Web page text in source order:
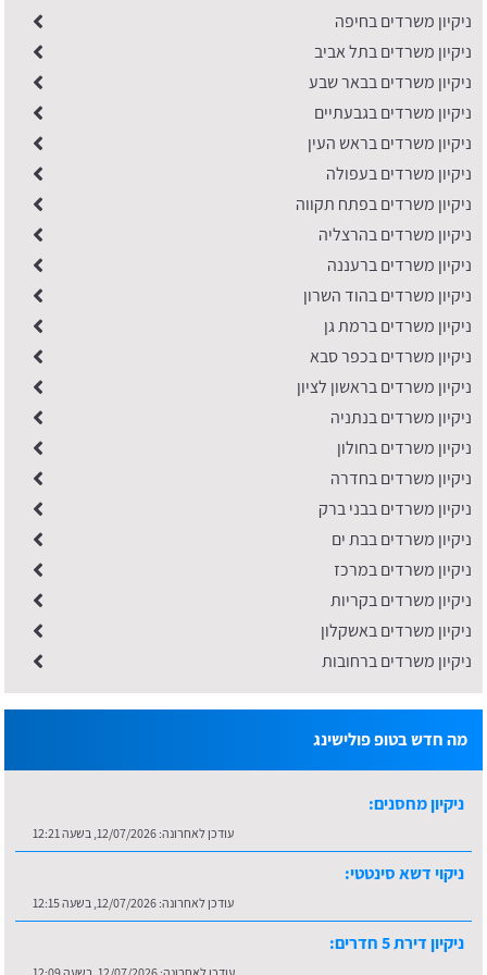
ניקיון משרדים בחיפה
ניקיון משרדים בתל אביב
​ניקיון משרדים בבאר שבע
ניקיון משרדים בגבעתיים
ניקיון משרדים בראש העין
ניקיון משרדים בעפולה
ניקיון משרדים בפתח תקווה
ניקיון משרדים בהרצליה
ניקיון משרדים ברעננה
ניקיון משרדים בהוד השרון
ניקיון משרדים ברמת גן
ניקיון משרדים בכפר סבא
​ניקיון משרדים בראשון לציון
ניקיון משרדים בנתניה
ניקיון משרדים בחולון
ניקיון משרדים בחדרה
ניקיון משרדים בבני ברק
​ניקיון משרדים בבת ים
ניקיון משרדים במרכז
ניקיון משרדים בקריות
ניקיון משרדים באשקלון
ניקיון משרדים ברחובות
מה חדש בטופ פולישינג
ניקיון מחסנים:
עודכן לאחרונה: 12/07/2026, בשעה 12:21
ניקוי דשא סינטטי:
עודכן לאחרונה: 12/07/2026, בשעה 12:15
ניקיון דירת 5 חדרים: